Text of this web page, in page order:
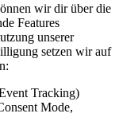
wir dir über die
Features
unserer
setzen wir auf
Tracking)
Mode,